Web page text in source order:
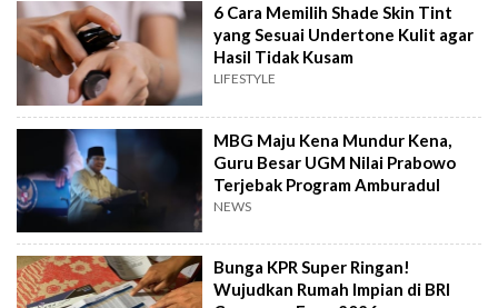
6 Cara Memilih Shade Skin Tint
yang Sesuai Undertone Kulit agar
Hasil Tidak Kusam
LIFESTYLE
MBG Maju Kena Mundur Kena,
Guru Besar UGM Nilai Prabowo
Terjebak Program Amburadul
NEWS
Bunga KPR Super Ringan!
Wujudkan Rumah Impian di BRI